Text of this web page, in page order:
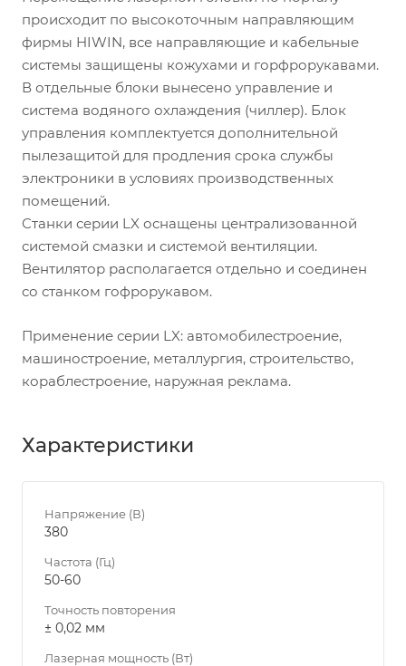
происходит по высокоточным направляющим
фирмы HIWIN, все направляющие и кабельные
системы защищены кожухами и горфрорукавами.
В отдельные блоки вынесено управление и
система водяного охлаждения (чиллер). Блок
управления комплектуется дополнительной
пылезащитой для продления срока службы
электроники в условиях производственных
помещений.
Станки серии LX оснащены централизованной
системой смазки и системой вентиляции.
Вентилятор располагается отдельно и соединен
со станком гофрорукавом.
Применение серии LX: автомобилестроение,
машиностроение, металлургия, строительство,
кораблестроение, наружная реклама.
Характеристики
Напряжение (В)
380
Частота (Гц)
50-60
Точность повторения
± 0,02 мм
Лазерная мощность (Вт)